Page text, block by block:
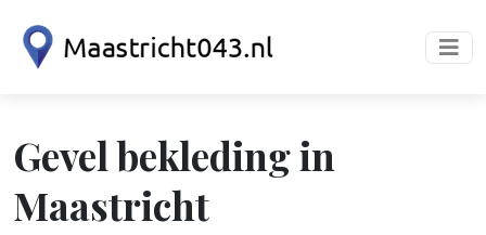
Gevel bekleding in
Maastricht